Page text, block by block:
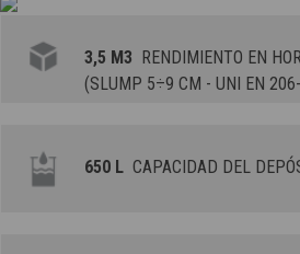
3,5 M3 RENDIMIENTO EN
(SLUMP 5÷9 CM - UNI EN
650 L CAPACIDAD DEL